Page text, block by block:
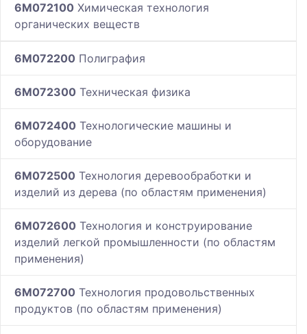
6M072100 Химическая технология
органических веществ
6M072200 Полиграфия
6M072300 Техническая физика
6M072400 Технологические машины и
оборудование
6M072500 Технология деревообработки и
изделий из дерева (по областям применения)
6M072600 Технология и конструирование
изделий легкой промышленности (по областям
применения)
6M072700 Технология продовольственных
продуктов (по областям применения)